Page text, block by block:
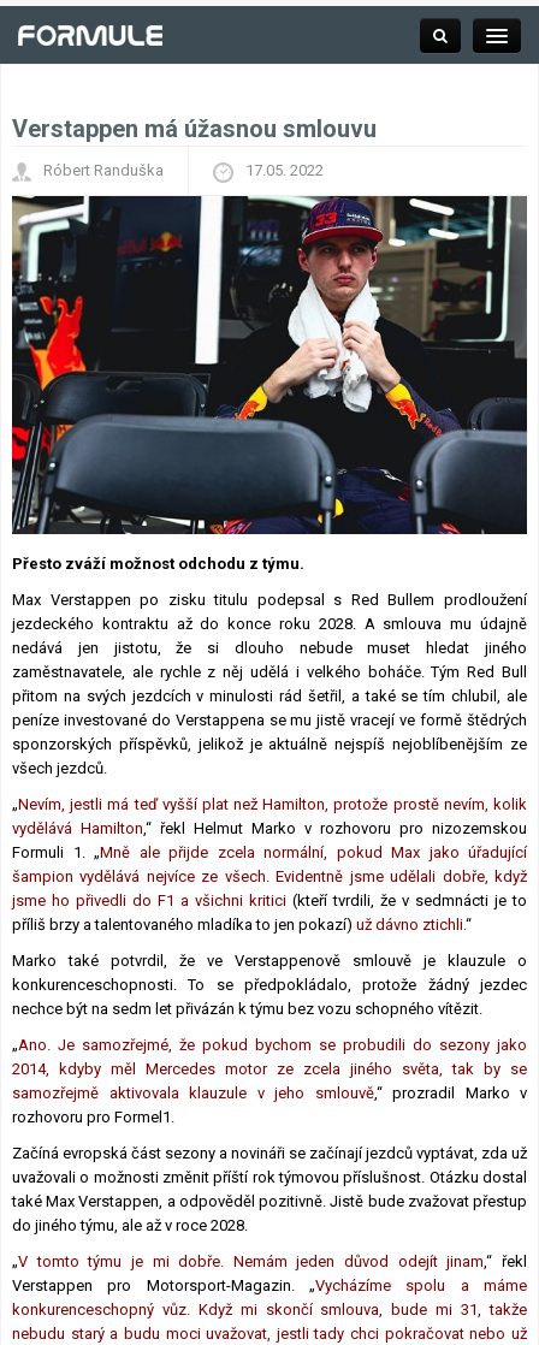
Závodní série
Kalendář F1
Výsledky F1
Týmy a jezdci F1
Okruhy F1
Verstappen má úžasnou smlouvu
Róbert Randuška 17.05. 2022
Přesto zváží možnost odchodu z týmu.
Max Verstappen po zisku titulu podepsal s Red Bullem prodloužení
jezdeckého kontraktu až do konce roku 2028. A smlouva mu údajně
nedává jen jistotu, že si dlouho nebude muset hledat jiného
zaměstnavatele, ale rychle z něj udělá i velkého boháče. Tým Red Bull
přitom na svých jezdcích v minulosti rád šetřil, a také se tím chlubil, ale
peníze investované do Verstappena se mu jistě vracejí ve formě štědrých
sponzorských příspěvků, jelikož je aktuálně nejspíš nejoblíbenějším ze
všech jezdců.
„Nevím, jestli má teď vyšší plat než Hamilton, protože prostě nevím, kolik
vydělává Hamilton,“ řekl Helmut Marko v rozhovoru pro nizozemskou
Formuli 1. „Mně ale přijde zcela normální, pokud Max jako úřadující
šampion vydělává nejvíce ze všech. Evidentně jsme udělali dobře, když
jsme ho přivedli do F1 a všichni kritici (kteří tvrdili, že v sedmnácti je to
příliš brzy a talentovaného mladíka to jen pokazí) už dávno ztichli.“
Marko také potvrdil, že ve Verstappenově smlouvě je klauzule o
konkurenceschopnosti. To se předpokládalo, protože žádný jezdec
nechce být na sedm let přivázán k týmu bez vozu schopného vítězit.
„Ano. Je samozřejmé, že pokud bychom se probudili do sezony jako
2014, kdyby měl Mercedes motor ze zcela jiného světa, tak by se
samozřejmě aktivovala klauzule v jeho smlouvě,“ prozradil Marko v
rozhovoru pro Formel1.
Začíná evropská část sezony a novináři se začínají jezdců vyptávat, zda už
uvažovali o možnosti změnit příští rok týmovou příslušnost. Otázku dostal
také Max Verstappen, a odpověděl pozitivně. Jistě bude zvažovat přestup
do jiného týmu, ale až v roce 2028.
„V tomto týmu je mi dobře. Nemám jeden důvod odejít jinam,“ řekl
Verstappen pro Motorsport-Magazin. „Vycházíme spolu a máme
konkurenceschopný vůz. Když mi skončí smlouva, bude mi 31, takže
nebudu starý a budu moci uvažovat, jestli tady chci pokračovat nebo už